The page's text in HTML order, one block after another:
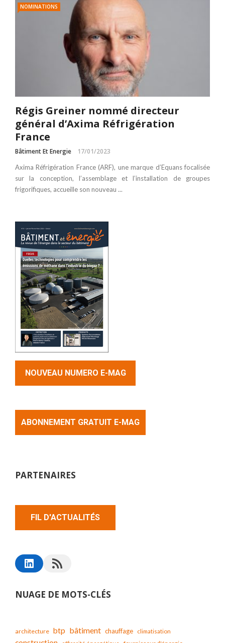
NOMINATIONS
Régis Greiner nommé directeur
général d’Axima Réfrigération
France
Bâtiment Et Energie 17/01/2023
Axima Réfrigération France (ARF), une marque d’Equans focalisée
sur la conception, l’assemblage et l’installation de groupes
frigorifiques, accueille son nouveau ...
NOUVEAU NUMERO E-MAG
ABONNEMENT GRATUIT E-MAG
PARTENAIRES
FIL D'ACTUALITÉS
NUAGE DE MOTS-CLÉS
architecture btp bâtiment chauffage climatisation